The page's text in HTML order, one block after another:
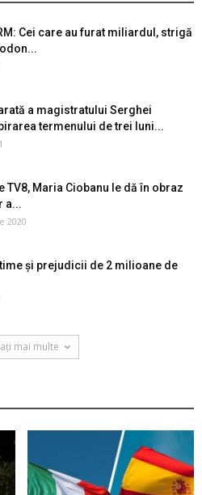
Cei care au furat miliardul, strigă
a magistratului Serghei
termenului de trei luni...
TV8, Maria Ciobanu le dă în obraz
a...
2020
și prejudicii de 2 milioane de
mai multe